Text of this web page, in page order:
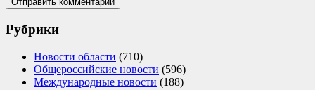
Рубрики
Новости области (710)
Общероссийские новости (596)
Международные новости (188)